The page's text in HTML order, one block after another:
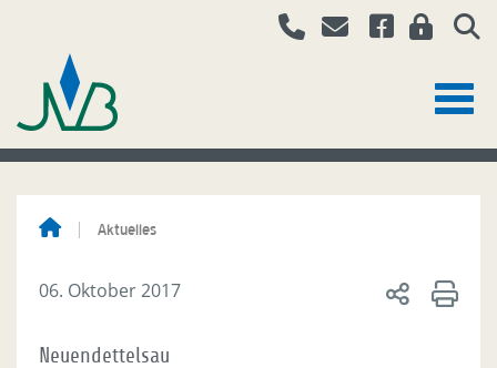
Aktuelles
06. Oktober 2017
Neuendettelsau